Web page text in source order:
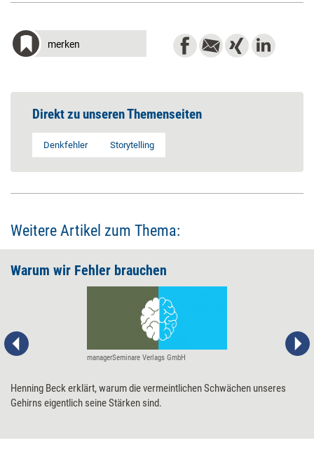
merken
Direkt zu unseren Themenseiten
Denkfehler Storytelling
Weitere Artikel zum Thema:
Warum wir Fehler brauchen
managerSeminare Verlags GmbH
Henning Beck erklärt, warum die vermeintlichen Schwächen unseres
Gehirns eigentlich seine Stärken sind.